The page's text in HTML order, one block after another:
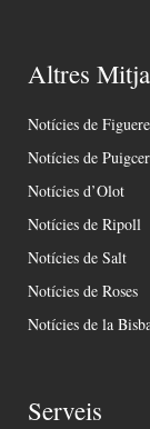
Altres
Notícies de
Notícies de
Notícies d’Olot
Notícies de Ripoll
Notícies de Salt
Notícies de Roses
Notícies de la
Serveis